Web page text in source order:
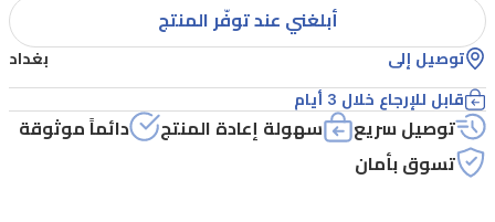
إلى
راحة
يدك.
بشاشة
لمس
أبلغني عند توفّر المنتج
توصيل إلى بغداد
قابل للإرجاع خلال 3 أيام
توصيل سريع سهولة إعادة المنتج
دائماً موثوقة
تسوق بأمان